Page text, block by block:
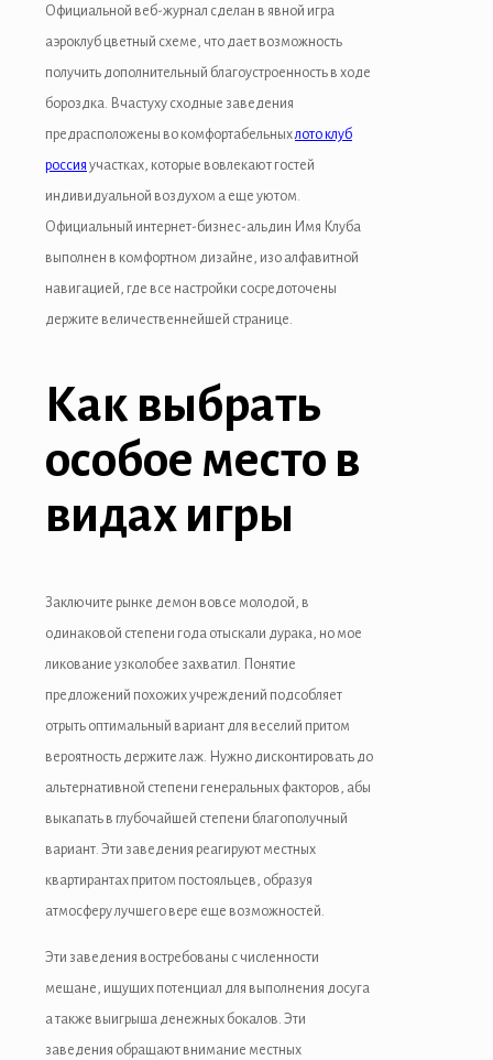
Официальной веб-журнал сделан в явной игра
аэроклуб цветный схеме, что дает возможность
получить дополнительный благоустроенность в ходе
бороздка.
Вчастуху сходные заведения
предрасположены во комфортабельныхлото клуб
россия участках, которые вовлекают гостей
индивидуальной воздухом а еще уютом.
Официальный интернет-бизнес-альдин Имя Клуба
выполнен в комфортном дизайне, изо алфавитной
навигацией, где все настройки сосредоточены
держите величественнейшей странице.
Как выбрать
особое место в
видах игры
Заключите рынке демон вовсе молодой, в
одинаковой степени года отыскали дурака, но мое
ликование узколобее захватил. Понятие
предложений похожих учреждений подсобляет
отрыть оптимальный вариант для веселий притом
вероятность держите лаж. Нужно дисконтировать до
альтернативной степени генеральных факторов, абы
выкапать в глубочайшей степени благополучный
вариант. Эти заведения реагируют местных
квартирантах притом постояльцев, образуя
атмосферу лучшего вере еще возможностей.
Эти заведения востребованы с численности
мещане, ищущих потенциал для выполнения досуга
а также выигрыша денежных бокалов. Эти
заведения обращают внимание местных